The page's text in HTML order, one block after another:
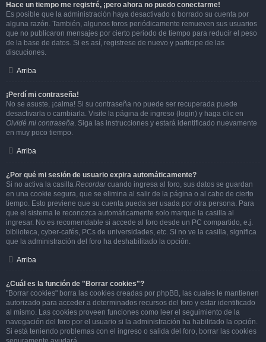
Hace un tiempo me registré, ¡pero ahora no puedo conectarme!
Es posible que la administración haya desactivado o borrado su cuenta por
alguna razón. También, algunos foros periódicamente remueven sus usuarios
que no publicaron mensajes por cierto periodo de tiempo para reducir el peso
de la base de datos. Si es así, registrese de nuevo y participe de las
discuciones.
Arriba
¡Perdí mi contraseña!
No se asuste, ¡calma! Si su contraseña no puede ser recuperada puede
desactivarla o cambiarla. Visite la página de ingreso (login) y haga clic en
Olvidé mi contraseña. Siga las instrucciones y estará identificado nuevamente
en muy poco tiempo.
Arriba
¿Por qué mi sesión de usuario expira automáticamente?
Si no activa la casilla Recordarcuando ingresa al foro, sus datos se guardan
en una cookie segura, que se elimina al salir de la página o al cabo de cierto
tiempo. Esto previene que su cuenta pueda ser usada por otra persona. Para
que el sistema le reconozca automáticamente solo marque la casilla al
ingresar. No es recomendable si accede al foro desde un PC compartido, e.j.
biblioteca, cyber-cafés, PCs de universidades, etc. Si no ve la casilla, significa
que la administración del foro ha deshabilitado la opción.
Arriba
¿Cuál es la función de "Borrar cookies"?
"Borrar cookies" borra las cookies creadas por phpBB, las cuales le mantienen
autorizado para acceder a determinados recursos del foro y estar identificado
al mismo. Las cookies proveen funciones como leer el seguimiento de la
navegación del foro por el usuario si la administración ha habilitado la opción.
Si está teniendo problemas con el ingreso o salida del foro, borrar las cookies